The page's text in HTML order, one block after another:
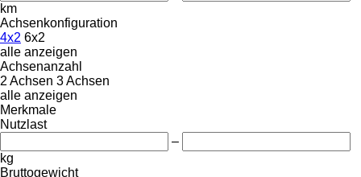
km
Achsenkonfiguration
4x2 6x2
alle anzeigen
Achsenanzahl
2 Achsen 3 Achsen
alle anzeigen
Merkmale
Nutzlast
–
kg
Bruttogewicht